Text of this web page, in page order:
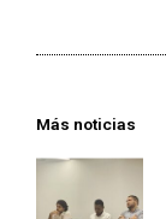
Más noticias